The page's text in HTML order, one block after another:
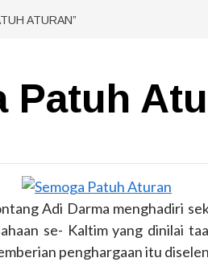
ATURAN”
Patuh
Adi Darma menghadiri
se- Kaltim yang dinilai
penghargaan itu